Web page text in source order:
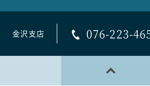
金沢支店 076-223-